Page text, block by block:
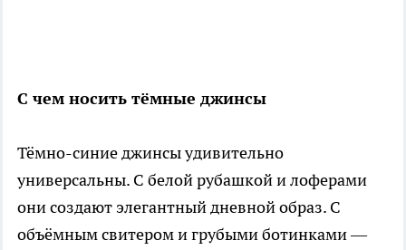
С чем носить тёмные джинсы
Тёмно-синие джинсы удивительно
универсальны. С белой рубашкой и лоферами
они создают элегантный дневной образ. С
объёмным свитером и грубыми ботинками —